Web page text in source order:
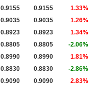
0.9155 0.9155
1.33%
0.9035 0.9035
1.26%
0.8923 0.8923
1.34%
0.8805 0.8805
-2.06%
0.8990 0.8990
1.81%
0.8830 0.8830
-2.86%
0.9090 0.9090
2.83%